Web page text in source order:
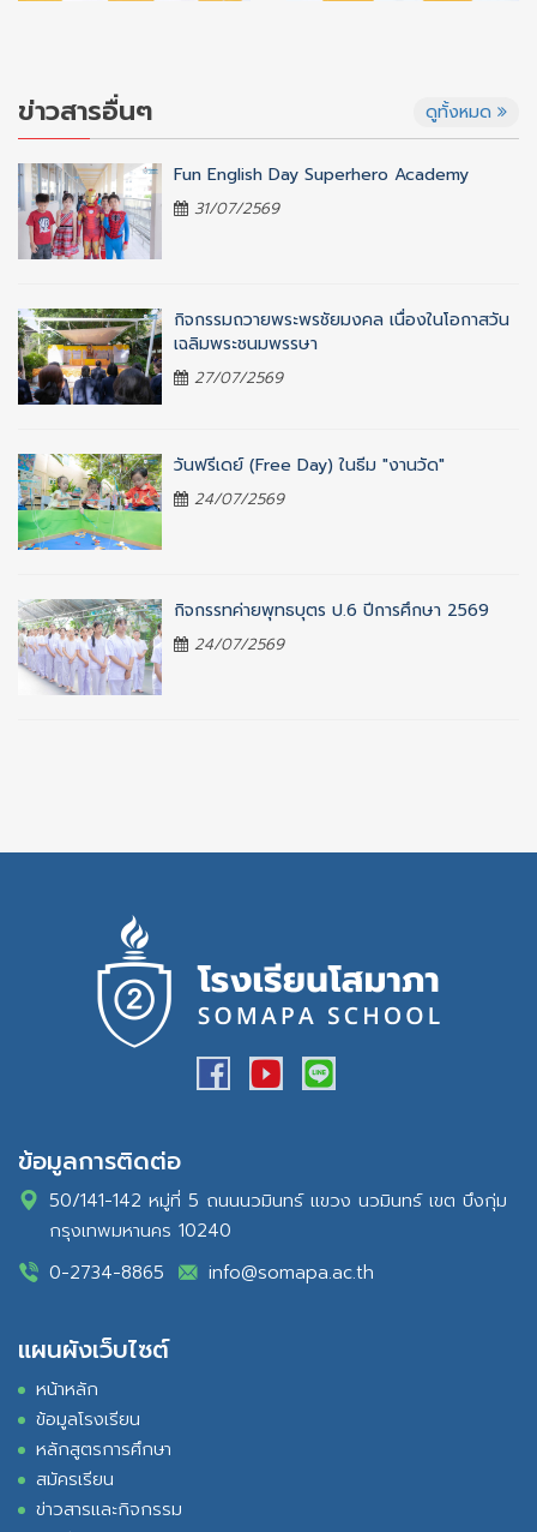
ข่าวสารอื่นๆ ดูทั้งหมด
Fun English Day Superhero Academy
31/07/2569
กิจกรรมถวายพระพรชัยมงคล เนื่องในโอกาสวัน
เฉลิมพระชนมพรรษา
27/07/2569
วันฟรีเดย์ (Free Day) ในธีม "งานวัด"
24/07/2569
กิจกรรทค่ายพุทธบุตร ป.6 ปีการศึกษา 2569
24/07/2569
ข้อมูลการติดต่อ
50/141-142 หมู่ที่ 5 ถนนนวมินทร์ แขวง นวมินทร์ เขต บึงกุ่ม
กรุงเทพมหานคร 10240
0-2734-8865
info@somapa.ac.th
แผนผังเว็บไซต์
หน้าหลัก
ข้อมูลโรงเรียน
หลักสูตรการศึกษา
สมัครเรียน
ข่าวสารและกิจกรรม